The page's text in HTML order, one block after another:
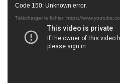
Lecteur
vidéo
Code 150: Unknown error.
Télécharger le fichier: https://